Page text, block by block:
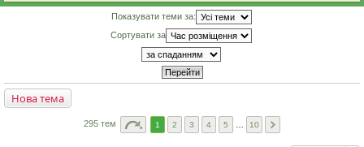
Показувати теми за:
Сортувати за
Нова тема
295 тем 1 2 3 4 5 10